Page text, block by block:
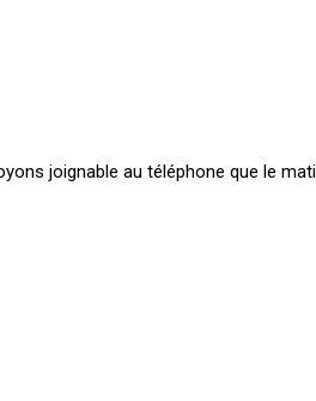
joignable au téléphone que le